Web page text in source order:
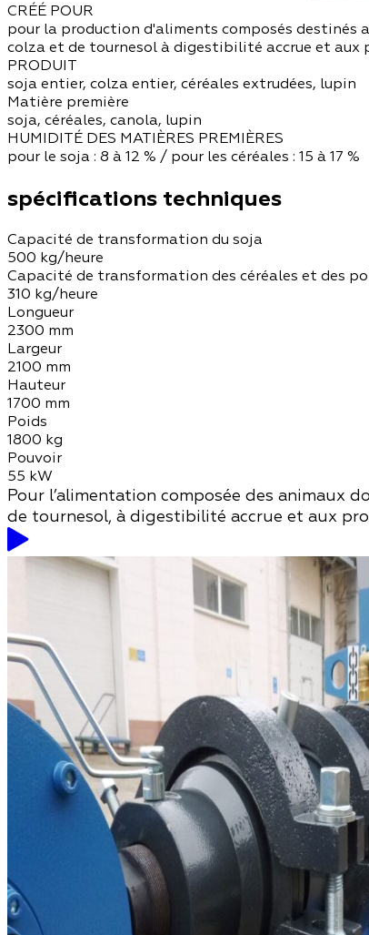
CRÉÉ POUR
pour la production d'aliments composés destinés
colza et de tournesol à digestibilité accrue et aux
PRODUIT
soja entier, colza entier, céréales extrudées, lupin
Matière première
soja, céréales, canola, lupin
HUMIDITÉ DES MATIÈRES PREMIÈRES
pour le soja : 8 à 12 % / pour les céréales : 15 à 17 %
spécifications techniques
Capacité de transformation du soja
500 kg/heure
Capacité de transformation des céréales et des
310 kg/heure
Longueur
2300 mm
Largeur
2100 mm
Hauteur
1700 mm
Poids
1800 kg
Pouvoir
55 kW
Pour l’alimentation composée des animaux
de tournesol, à digestibilité accrue et aux